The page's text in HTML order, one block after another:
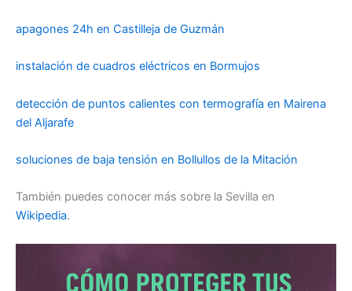
apagones 24h en Castilleja de Guzmán
instalación de cuadros eléctricos en Bormujos
detección de puntos calientes con termografía en Mairena
del Aljarafe
soluciones de baja tensión en Bollullos de la Mitación
También puedes conocer más sobre la Sevilla en
Wikipedia.